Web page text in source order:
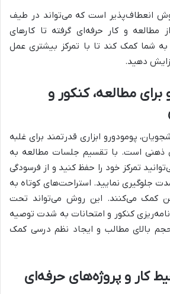
انعطاف‌پذیر است که می‌تواند در طیف
مطالعه و کار حرفه‌ای گرفته تا کارهای
شما کمک کند تا با تمرکز بیشتری عمل
دهید.
مطالعه، کنکور و
پومودورو ابزاری قدرتمند برای غلبه
ذهنی است. با تقسیم جلسات مطالعه به
می‌توانید تمرکز خود را حفظ کنید و از فرسودگی
جلوگیری نمایید. استراحت‌های کوتاه به
کمک می‌کنند. این روش می‌تواند تحت
کنکور و امتحانات به شدت توصیه
بالای مطالب و ایجاد نظم درسی کمک
کار و پروژه‌های حرفه‌ای